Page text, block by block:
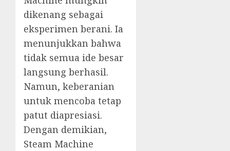
dikenang sebagai
eksperimen berani. Ia
menunjukkan bahwa
tidak semua ide besar
langsung berhasil.
Namun, keberanian
untuk mencoba tetap
patut diapresiasi.
Dengan demikian,
Steam Machine